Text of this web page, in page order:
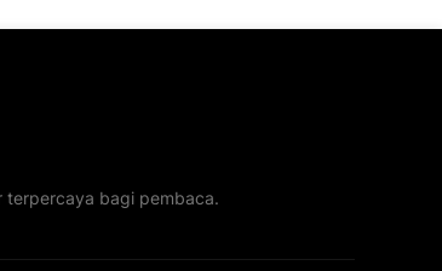
terpercaya bagi pembaca.